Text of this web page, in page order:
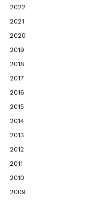
2022
2021
2020
2019
2018
2017
2016
2015
2014
2013
2012
2011
2010
2009